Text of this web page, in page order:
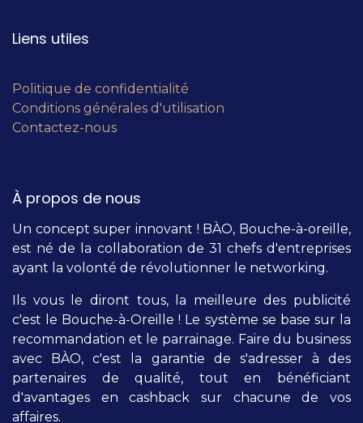
Liens utiles
Politique de confidentialité
Conditions générales d'utilisation
Contactez-nous
À propos de nous
Un concept super innovant ! BÀO, Bouche-à-oreille,
est né de la collaboration de 31 chefs d'entreprises
ayant la volonté de révolutionner le networking.
Ils vous le diront tous, la meilleure des publicité
c'est le Bouche-à-Oreille ! Le système se base sur la
recommandation et le parrainage. Faire du business
avec BÀO, c'est la garantie de s'adresser à des
partenaires de qualité, tout en bénéficiant
d'avantages en cashback sur chacune de vos
affaires.